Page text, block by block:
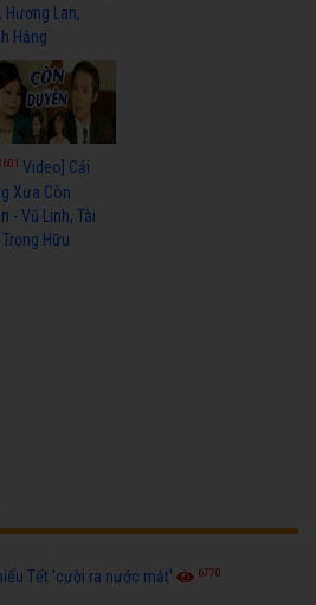
Hương Lan,
Hằng
Video] Cải
Xưa Còn
- Vũ Linh, Tài
Trọng Hữu
Tết 'cười ra nước mắt' 6770